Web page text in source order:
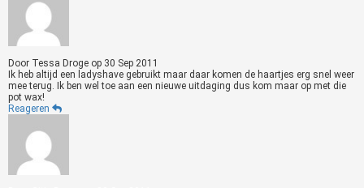
Door Tessa Droge op 30 Sep 2011
Ik heb altijd een ladyshave gebruikt maar daar komen de haartjes erg snel weer
mee terug. Ik ben wel toe aan een nieuwe uitdaging dus kom maar op met die
pot wax!
Reageren